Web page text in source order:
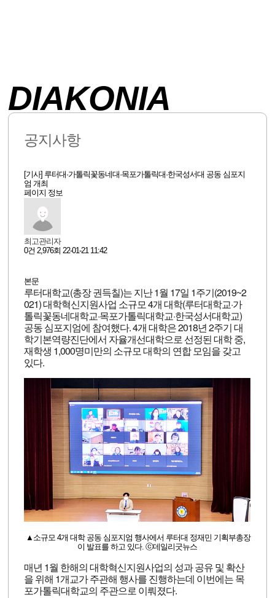
DIAKONIA
공지사항
[기사] 루터대·가톨릭꽃동네대·목포가톨릭대·한국성서대 공동 심포지
엄 개최
페이지 정보
최고관리자
0건 2,976회 22-01-21 11:42
본문
루터대학교(총장 권득칠)는 지난 1월 17일 1주기(2019~2
021) 대학혁신지원사업 소규모 4개 대학(루터대학교·가
톨릭꽃동네대학교·목포가톨릭대학교·한국성서대학교)
공동 심포지엄에 참여했다. 4개 대학은 2018년 2주기 대
학기본역량진단에서 자율개선대학으로 선정된 대학 중,
재학생 1,000명미만의 소규모 대학의 연합 모임을 갖고
있다.
▲소규모 4개 대학 공동 심포지엄 행사에서 루터대 정재민 기획부총장
이 발표를 하고 있다. ⓒ데일리굿뉴스
매년 1월 한해의 대학혁신지원사업의 성과 공유 및 확산
을 위해 1개교가 주관해 행사를 진행하는데 이번에는 목
포가톨릭대학교의 주관으로 이뤄졌다.